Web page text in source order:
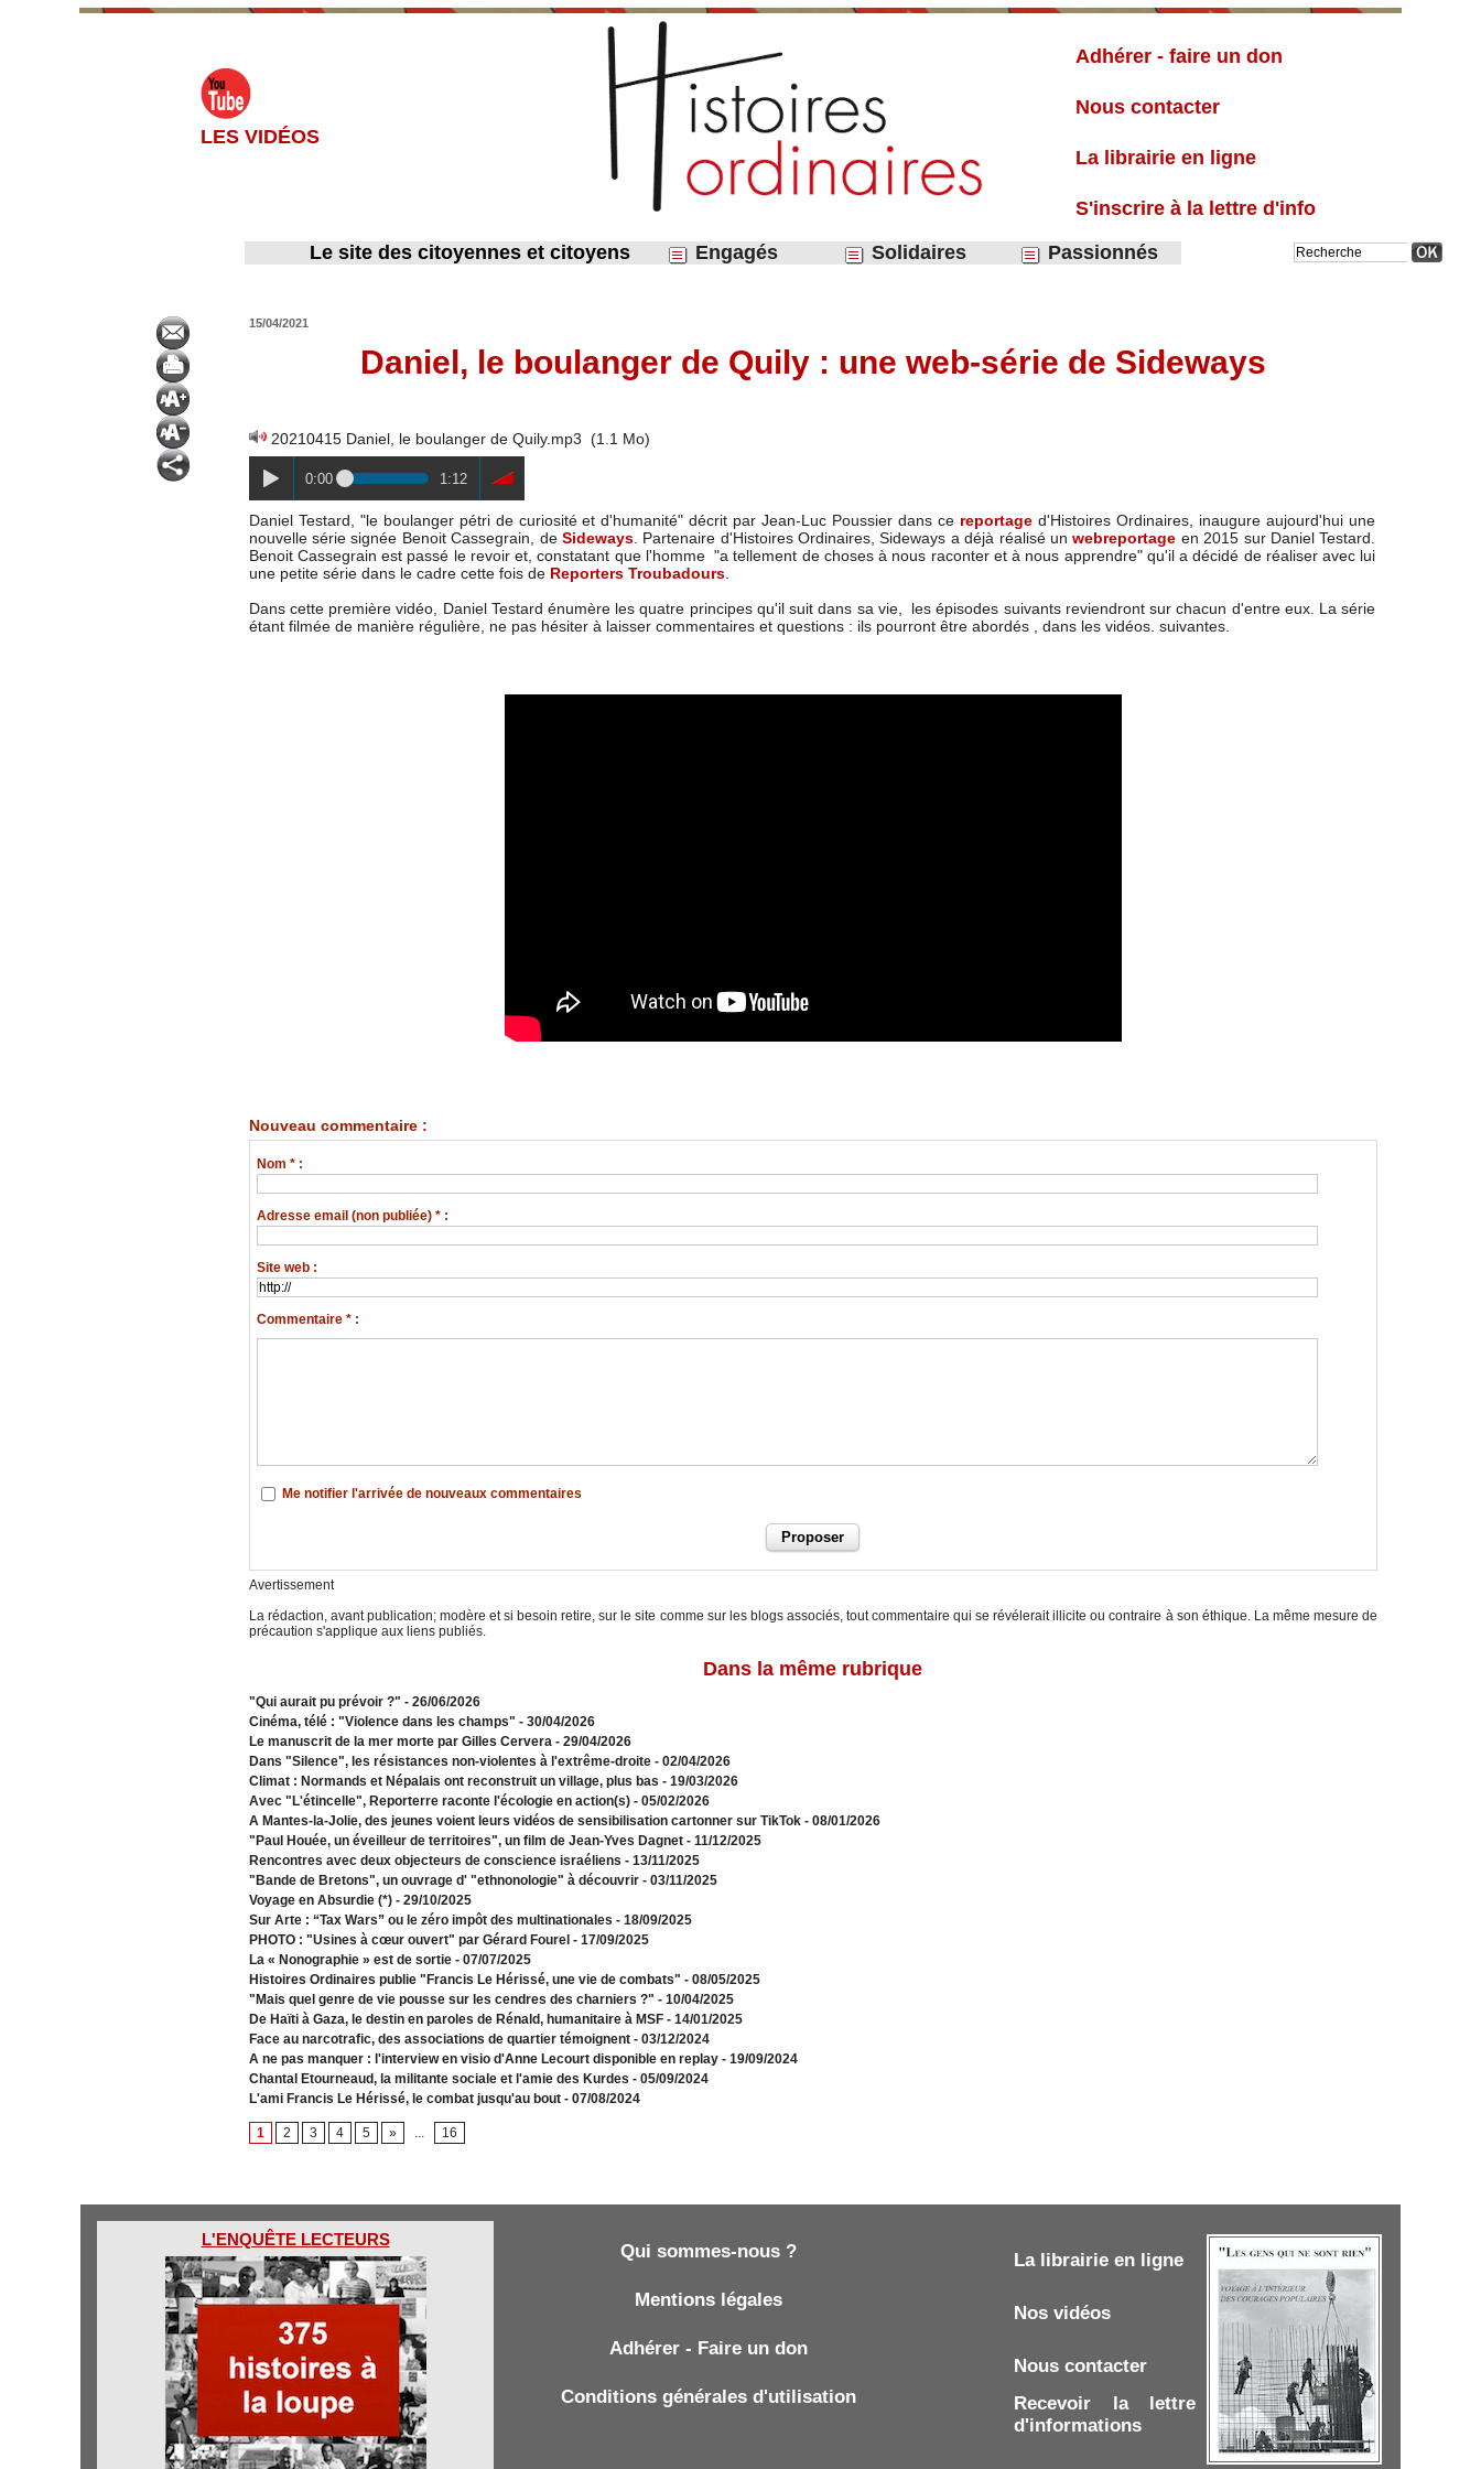
LES VIDÉOS
Adhérer - faire un don
Nous contacter
La librairie en ligne
S'inscrire à la lettre d'info
Le site des citoyennes et citoyens
Engagés Solidaires Passionnés
15/04/2021
Daniel, le boulanger de Quily : une web-série de Sideways
20210415 Daniel, le boulanger de Quily.mp3 (1.1 Mo)
0:00 1:12
Daniel Testard, "le boulanger pétri de curiosité et d'humanité" décrit par Jean-Luc Poussier dans ce reportage d'Histoires Ordinaires, inaugure aujourd'hui une
nouvelle série signée Benoit Cassegrain, de Sideways. Partenaire d'Histoires Ordinaires, Sideways a déjà réalisé unwebreportage en 2015 sur Daniel Testard.
Benoit Cassegrain est passé le revoir et, constatant que l'homme "a tellement de choses à nous raconter et à nous apprendre" qu'il a décidé de réaliser avec lui
une petite série dans le cadre cette fois de Reporters Troubadours.
Dans cette première vidéo, Daniel Testard énumère les quatre principes qu'il suit dans sa vie, les épisodes suivants reviendront sur chacun d'entre eux. La série
étant filmée de manière régulière, ne pas hésiter à laisser commentaires et questions : ils pourront être abordés , dans les vidéos. suivantes.
Nouveau commentaire :
Nom * :
Adresse email (non publiée) * :
Site web :
Commentaire * :
Me notifier l'arrivée de nouveaux commentaires
Avertissement
La rédaction, avant publication; modère et si besoin retire, sur le site comme sur les blogs associés, tout commentaire qui se révélerait illicite ou contraire à son éthique. La même mesure de
précaution s'applique aux liens publiés.
Dans la même rubrique
"Qui aurait pu prévoir ?" - 26/06/2026
Cinéma, télé : "Violence dans les champs" - 30/04/2026
Le manuscrit de la mer morte par Gilles Cervera - 29/04/2026
Dans "Silence", les résistances non-violentes à l'extrême-droite - 02/04/2026
Climat : Normands et Népalais ont reconstruit un village, plus bas - 19/03/2026
Avec "L'étincelle", Reporterre raconte l'écologie en action(s) - 05/02/2026
A Mantes-la-Jolie, des jeunes voient leurs vidéos de sensibilisation cartonner sur TikTok - 08/01/2026
"Paul Houée, un éveilleur de territoires", un film de Jean-Yves Dagnet - 11/12/2025
Rencontres avec deux objecteurs de conscience israéliens - 13/11/2025
"Bande de Bretons", un ouvrage d' "ethnonologie" à découvrir - 03/11/2025
Voyage en Absurdie (*) - 29/10/2025
Sur Arte : “Tax Wars” ou le zéro impôt des multinationales - 18/09/2025
PHOTO : "Usines à cœur ouvert" par Gérard Fourel - 17/09/2025
La « Nonographie » est de sortie - 07/07/2025
Histoires Ordinaires publie "Francis Le Hérissé, une vie de combats" - 08/05/2025
"Mais quel genre de vie pousse sur les cendres des charniers ?" - 10/04/2025
De Haïti à Gaza, le destin en paroles de Rénald, humanitaire à MSF - 14/01/2025
Face au narcotrafic, des associations de quartier témoignent - 03/12/2024
A ne pas manquer : l'interview en visio d'Anne Lecourt disponible en replay - 19/09/2024
Chantal Etourneaud, la militante sociale et l'amie des Kurdes - 05/09/2024
L'ami Francis Le Hérissé, le combat jusqu'au bout - 07/08/2024
1 2 3 4 5 » ... 16
L'ENQUÊTE LECTEURS
Qui sommes-nous ?
Mentions légales
Adhérer - Faire un don
Conditions générales d'utilisation
La librairie en ligne
Nos vidéos
Nous contacter
Recevoir la lettre
d'informations